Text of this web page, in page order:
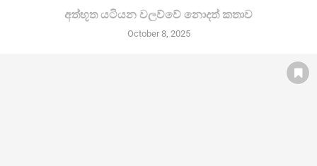
අත්භූත යටියන වලව්වේ නොදත් කතාව
October 8, 2025